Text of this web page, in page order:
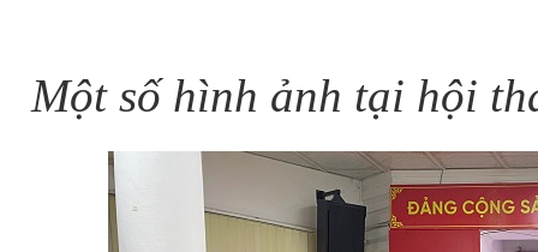
Một số hình ảnh tại hội